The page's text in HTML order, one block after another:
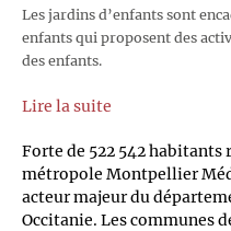
Les jardins d’enfants sont
enfants qui proposent des
des enfants.
Lire la suite
Forte de 522 542 habitants
métropole Montpellier
acteur majeur du
Occitanie. Les communes